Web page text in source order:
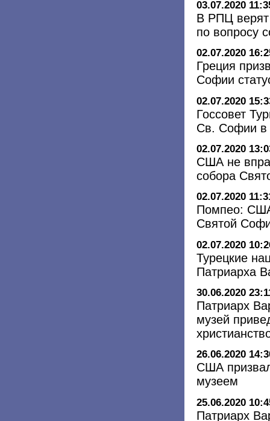
03.07.2020
В РПЦ верят
по вопросу
02.07.2020
Греция
Софии
02.07.2020
Госсовет
Св. Софии в
02.07.2020
США не
собора
02.07.2020
Помпео:
Святой
02.07.2020
Турецкие
Патриарха
30.06.2020
Патриарх
музей
26.06.2020
США
музеем
25.06.2020
Патриарх